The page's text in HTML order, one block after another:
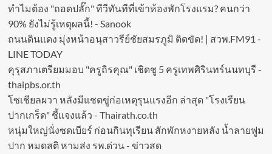
ทำไมต้อง "ถอดปลั๊ก" ทีวีทันทีที่เข้าห้องพักโรงแรม? คนกว่า
90% ยังไม่รู้เหตุผลนี้! - Sanook
ถนนดินแดง มุ่งหน้าอนุสาวรีย์ชัยสมรภูมิ ติดขัด! | สวพ.FM91 -
LINE TODAY
คุรุสภาเตรียมมอบ "ครูถิรคุณ" เชิดชู 5 ครูเทพศิรินทร์นนทบุรี -
thaipbs.or.th
โซเชียลผวา หลังมีแชตขู่ก่อเหตุรุนแรงอีก ล่าสุด "โรงเรียน
ปากเกร็ด" ชี้แจงแล้ว - Thairath.co.th
หนุ่มใหญ่นั่งซดเบียร์ ก่อนกินทุเรียน สักพักหงายหลัง น้ำลายฟูม
ปาก หมดสติ หามส่ง รพ.ด่วน - ข่าวสด